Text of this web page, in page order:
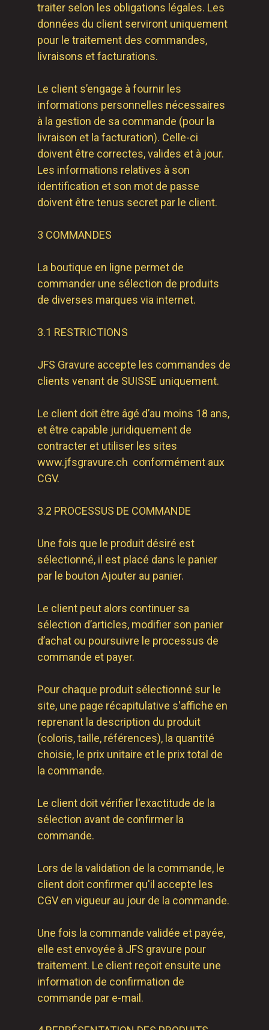
traiter selon les obligations légales. Les
données du client serviront uniquement
pour le traitement des commandes,
livraisons et facturations.
Le client s’engage à fournir les
informations personnelles nécessaires
à la gestion de sa commande (pour la
livraison et la facturation). Celle-ci
doivent être correctes, valides et à jour.
Les informations relatives à son
identification et son mot de passe
doivent être tenus secret par le client.
3 COMMANDES
La boutique en ligne permet de
commander une sélection de produits
de diverses marques via internet.
3.1 RESTRICTIONS
JFS Gravure accepte les commandes de
clients venant de SUISSE uniquement.
Le client doit être âgé d’au moins 18 ans,
et être capable juridiquement de
contracter et utiliser les sites
www.jfsgravure.ch conformément aux
CGV.
3.2 PROCESSUS DE COMMANDE
Une fois que le produit désiré est
sélectionné, il est placé dans le panier
par le bouton Ajouter au panier.
Le client peut alors continuer sa
sélection d’articles, modifier son panier
d’achat ou poursuivre le processus de
commande et payer.
Pour chaque produit sélectionné sur le
site, une page récapitulative s'affiche en
reprenant la description du produit
(coloris, taille, références), la quantité
choisie, le prix unitaire et le prix total de
la commande.
Le client doit vérifier l'exactitude de la
sélection avant de confirmer la
commande.
Lors de la validation de la commande, le
client doit confirmer qu'il accepte les
CGV en vigueur au jour de la commande.
Une fois la commande validée et payée,
elle est envoyée à JFS gravure pour
traitement. Le client reçoit ensuite une
information de confirmation de
commande par e-mail.